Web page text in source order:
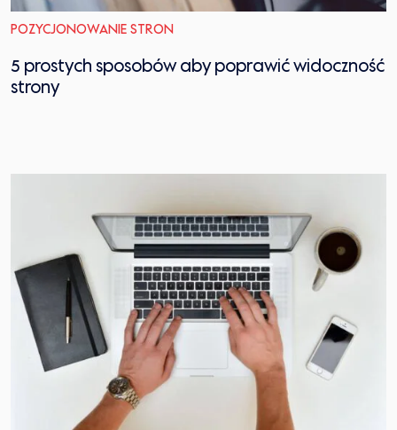
POZYCJONOWANIE STRON
5 prostych sposobów aby poprawić widoczność
strony